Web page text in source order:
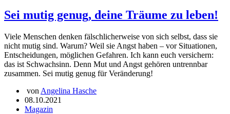
Sei mutig genug, deine Träume zu leben!
Viele Menschen denken fälschlicherweise von sich selbst, dass sie
nicht mutig sind. Warum? Weil sie Angst haben – vor Situationen,
Entscheidungen, möglichen Gefahren. Ich kann euch versichern:
das ist Schwachsinn. Denn Mut und Angst gehören untrennbar
zusammen. Sei mutig genug für Veränderung!
von Angelina Hasche
08.10.2021
Magazin